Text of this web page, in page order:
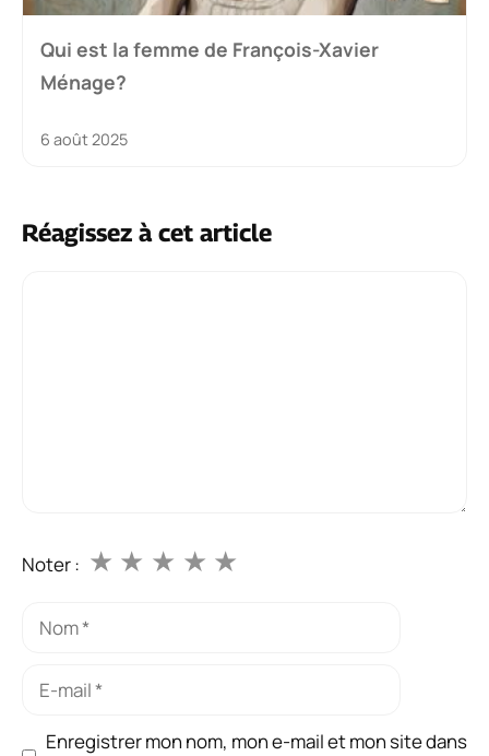
Qui est la femme de François-Xavier
Ménage?
6 août 2025
Réagissez à cet article
Noter : ★
★
★
★
★
Nom
Enregistrer mon nom, mon e-mail et mon site dans